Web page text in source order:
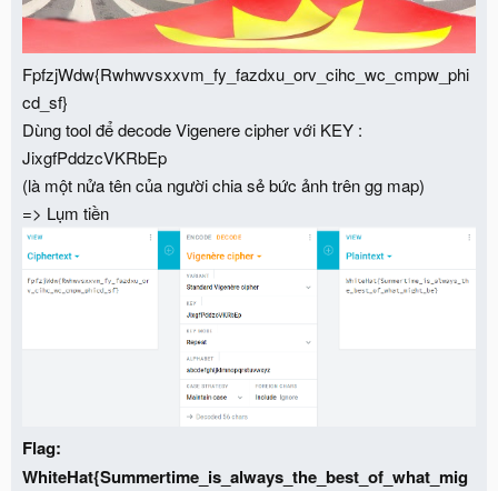
FpfzjWdw{Rwhwvsxxvm_fy_fazdxu_orv_cihc_wc_cmpw_phi
cd_sf}
Dùng tool để decode Vigenere cipher với KEY :
JixgfPddzcVKRbEp
(là một nửa tên của người chia sẻ bức ảnh trên gg map)
=> Lụm tiền
Flag:
WhiteHat{Summertime_is_always_the_best_of_what_mig